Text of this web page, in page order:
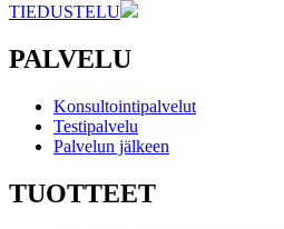
TIEDUSTELU
PALVELU
Konsultointipalvelut
Testipalvelu
Palvelun jälkeen
TUOTTEET